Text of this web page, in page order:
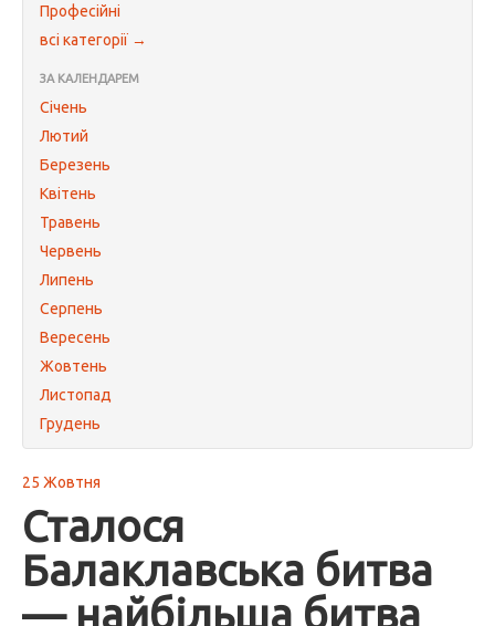
Професійні
всі категорії →
ЗА КАЛЕНДАРЕМ
Січень
Лютий
Березень
Квітень
Травень
Червень
Липень
Серпень
Вересень
Жовтень
Листопад
Грудень
25 Жовтня
Сталося
Балаклавська битва
— найбільша битва